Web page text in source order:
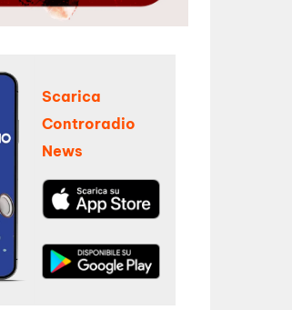
Scarica
Controradio
News